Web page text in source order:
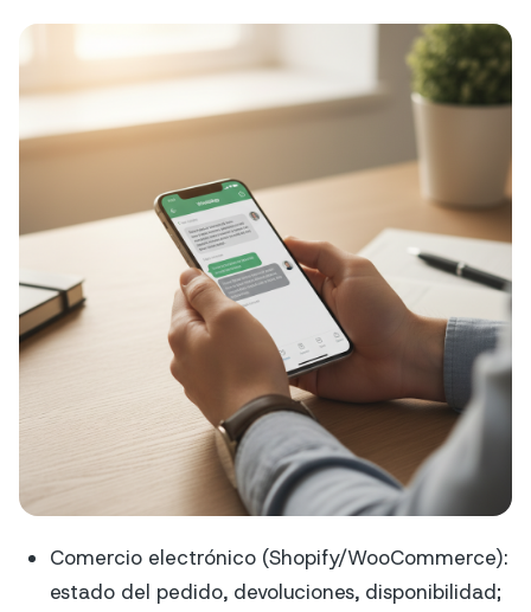
Comercio electrónico (Shopify/WooCommerce):
estado del pedido, devoluciones, disponibilidad;